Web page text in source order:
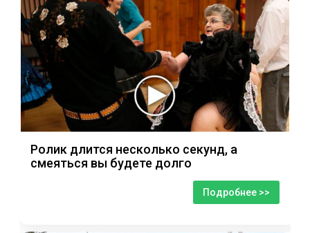
Ролик длится несколько секунд, а
смеяться вы будете долго
Подробнее >>